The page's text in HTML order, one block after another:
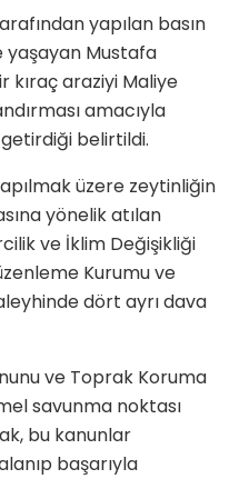
yapılan basın
yaşayan Mustafa
kıraç araziyi Maliye
amacıyla
belirtildi.
üzere zeytinliğin
yönelik atılan
ve İklim Değişikliği
Kurumu ve
dört ayrı dava
ve Toprak Koruma
savunma noktası
bu kanunlar
başarıyla